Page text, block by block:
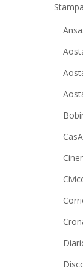
Stampa